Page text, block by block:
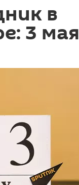
в
3 мая